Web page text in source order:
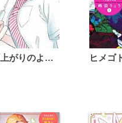
恋は雨上がりのように